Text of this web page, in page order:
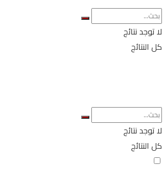
لا توجد نتائج
كل النتائج
لا توجد نتائج
كل النتائج